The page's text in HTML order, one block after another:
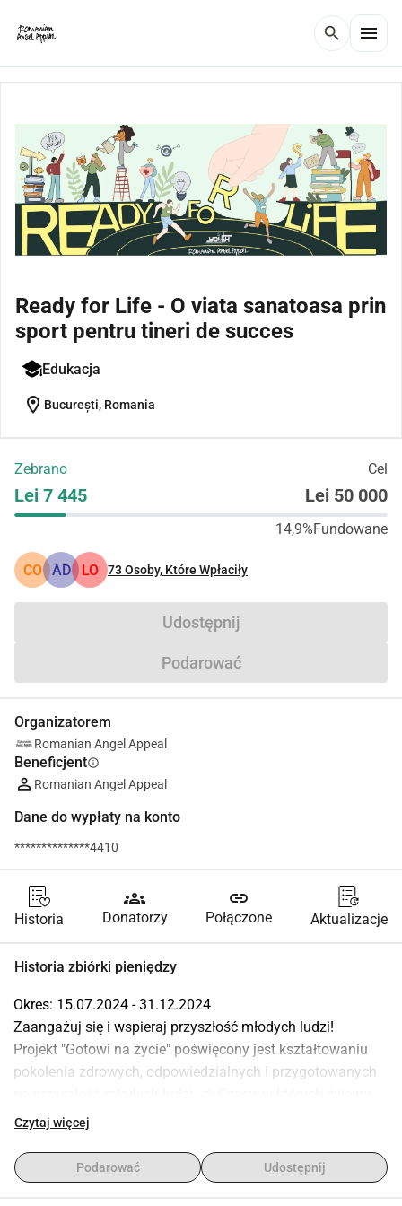
search menu
Ready for Life - O viata sanatoasa prin
sport pentru tineri de succes
Edukacja
location_on București, Romania
Zebrano Cel
Lei 7 445 Lei 50 000
14,9%Fundowane
CO AD LO 73Osoby, Które Wpłaciły
Udostępnij
Podarować
Organizatorem
Romanian Angel Appeal
Beneficjentinfo
Romanian Angel Appeal
Dane do wypłaty na konto
**************4410
Historia
groups
Donatorzy
link
Połączone Aktualizacje
Historia zbiórki pieniędzy
Okres: 15.07.2024 - 31.12.2024
Zaangażuj się i wspieraj przyszłość młodych ludzi!
Projekt "Gotowi na życie" poświęcony jest kształtowaniu
pokolenia zdrowych, odpowiedzialnych i przygotowanych
są przytłaczające dla wielu młodych ludzi, którzy nie mają
Projekt oferuje młodym ludziom możliwości wolontariatu,
dostosowane do umiejętności potrzebnych w dorosłym
Czytaj więcej
Podarować Udostępnij